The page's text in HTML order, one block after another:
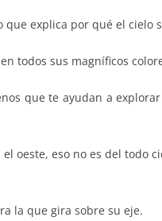
explica por qué el cielo
todos sus magníficos
que te ayudan a
oeste, eso no es del todo
la que gira sobre su eje.